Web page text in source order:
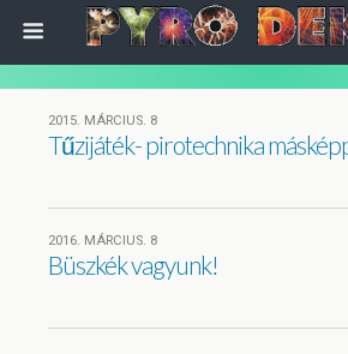
2015. MÁRCIUS. 8
Tűzijáték- pirotechnika
2016. MÁRCIUS. 8
Büszkék vagyunk!